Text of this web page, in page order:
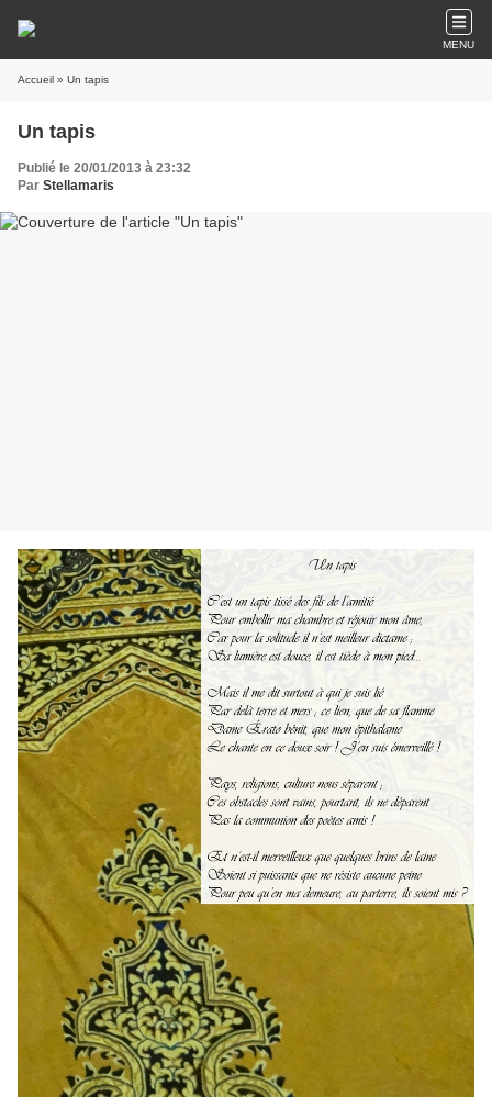
MENU
Accueil » Un tapis
Un tapis
Publié le 20/01/2013 à 23:32
Par Stellamaris